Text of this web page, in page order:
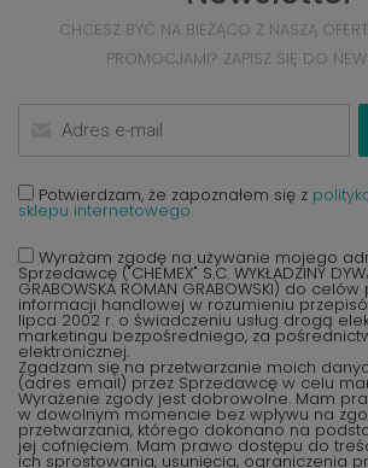
CHCESZ BYĆ NA BIEŻĄCO Z NASZĄ
PROMOCJAMI? ZAPISZ SIĘ DO
Potwierdzam, że zapoznałem się z
sklepu internetowego.
Wyrażam zgodę na używanie mojego
Sprzedawcę ("CHEMEX" S.C. WYKŁADZINY
GRABOWSKA ROMAN GRABOWSKI) do
informacji handlowej w rozumieniu
lipca 2002 r. o świadczeniu usług drogą
marketingu bezpośredniego, za
elektronicznej.
Zgadzam się na przetwarzanie moich
(adres email) przez Sprzedawcę w celu
Wyrażenie zgody jest dobrowolne. Mam
w dowolnym momencie bez wpływu na
przetwarzania, którego dokonano na
jej cofnięciem. Mam prawo dostępu do
ich sprostowania, usunięcia, ograniczenia